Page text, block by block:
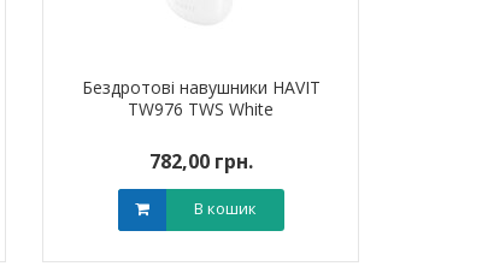
Бездротові навушники HAVIT
TW976 TWS White
782,00 грн.
В кошик